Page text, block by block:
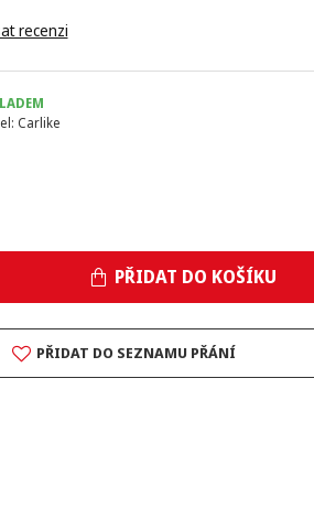
recenzi
Carlike
PŘIDAT DO KOŠÍKU
PŘIDAT DO SEZNAMU PŘÁNÍ